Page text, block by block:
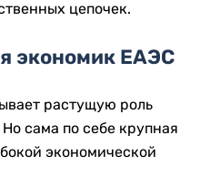
цепочек.
экономик ЕАЭС
растущую роль
сама по себе крупная
экономической